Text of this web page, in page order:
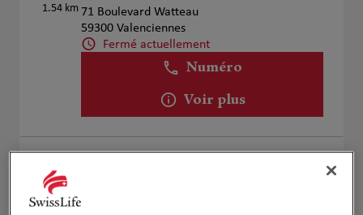
1.54 km 71 Boulevard Watteau
59300 Valenciennes
Fermé actuellement
Numéro
Voir plus
2
1.92 km